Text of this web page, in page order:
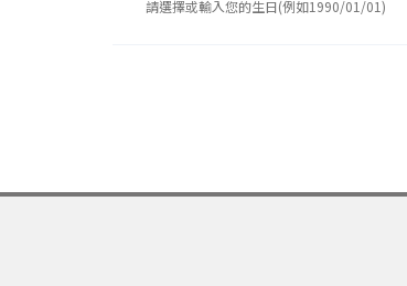
請選擇或輸入您的生日(例如1990/01/01)